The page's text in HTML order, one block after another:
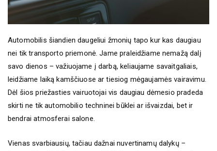
Automobilis šiandien daugeliui žmonių tapo kur kas daugiau
nei tik transporto priemonė. Jame praleidžiame nemažą dalį
savo dienos – važiuojame į darbą, keliaujame savaitgaliais,
leidžiame laiką kamščiuose ar tiesiog mėgaujamės vairavimu.
Dėl šios priežasties vairuotojai vis daugiau dėmesio pradeda
skirti ne tik automobilio techninei būklei ar išvaizdai, bet ir
bendrai atmosferai salone.
Vienas svarbiausių, tačiau dažnai nuvertinamų dalykų –